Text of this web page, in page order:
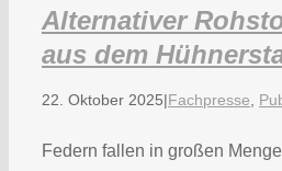
Alternativer
aus dem
22. Oktober 2025|Fachpresse
Federn fallen in großen